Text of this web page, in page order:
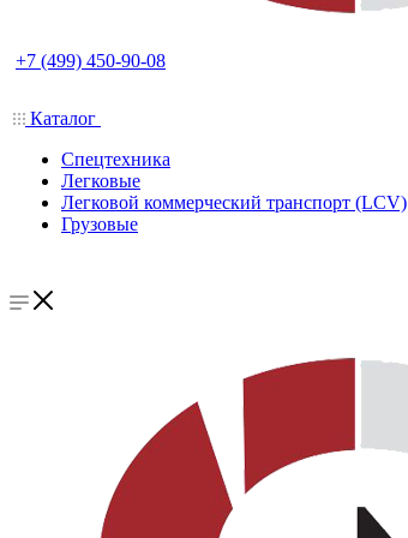
+7 (499) 450-90-08
Каталог
Спецтехника
Легковые
Легковой коммерческий транспорт (LCV)
Грузовые